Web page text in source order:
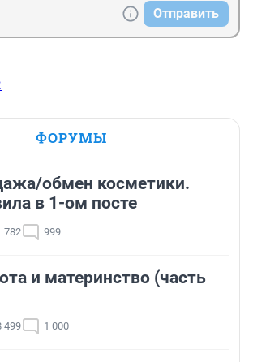
Отправить
ФОРУМЫ
обмен косметики.
в 1-ом посте
782 999
и материнство (часть
499 1 000